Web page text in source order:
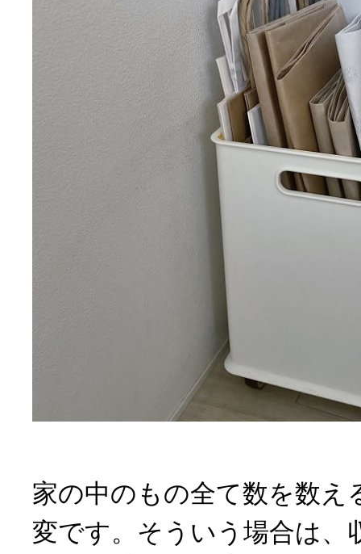
家の中のもの全て数を数え
変です。そういう場合は、